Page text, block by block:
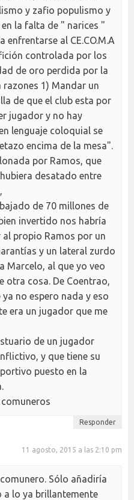
y zafio populismo y
la falta de " narices "
enfrentarse al CE.CO.M.A
controlada por los
de oro perdida por la
1) Mandar un
de que el club esta por
jugador y no hay
lenguaje coloquial se
encima de la mesa".
por Ramos, que
desatado entre
de 70 millones de
invertido nos habría
propio Ramos por un
y un lateral zurdo
Marcelo, al que yo veo
otra cosa. De Coentrao,
no espero nada y eso
era un jugador que me
de un jugador
y que tiene su
puesto en la
Responder
11 agosto, 2015 a las 2:10 pm
Sólo añadiría
a lo ya brillantemente